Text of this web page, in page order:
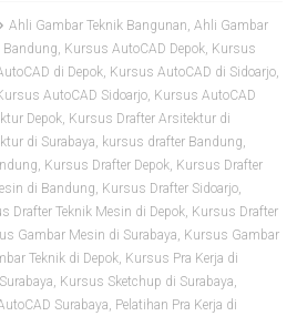
Ahli Gambar Teknik Bangunan,Ahli Gambar
, Kursus AutoCAD Depok, Kursus
di Depok, Kursus AutoCAD di Sidoarjo,
AutoCAD Sidoarjo, Kursus AutoCAD
Depok, Kursus Drafter Arsitektur di
di Surabaya, kursus drafter Bandung,
, Kursus Drafter Depok, Kursus Drafter
di Bandung, Kursus Drafter Sidoarjo,
Drafter Teknik Mesin di Depok, Kursus Drafter
Gambar Mesin di Surabaya, Kursus Gambar
Teknik di Depok, Kursus Pra Kerja di
, Kursus Sketchup di Surabaya,
Surabaya, Pelatihan Pra Kerja di